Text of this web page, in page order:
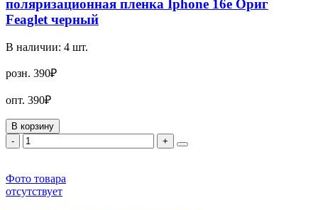
поляризационная пленка Iphone 16e Ориг
Feaglet черный
В наличии: 4 шт.
розн. 390₽
опт. 390₽
В корзину
-
+
Фото товара
отсутствует